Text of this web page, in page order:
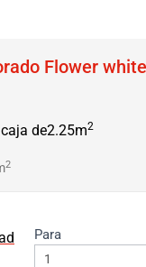
Flower
de2.25m2
2
Para